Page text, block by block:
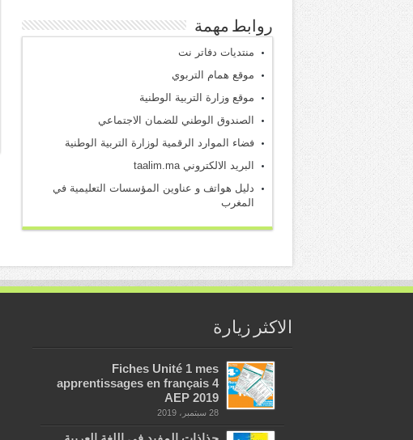
روابط مهمة
منتديات دفاتر نت
موقع همام التربوي
موقع وزارة التربية الوطنية
الصندوق الوطني للضمان الاجتماعي
فضاء الموارد الرقمية لوزارة التربية الوطنية
البريد الالكتروني taalim.ma
دليل هواتف و عناوين المؤسسات التعليمية في
المغرب
الاكثر زيارة
Fiches Unité 1 mes
apprentissages en français 4
AEP 2019
28 سبتمبر، 2019